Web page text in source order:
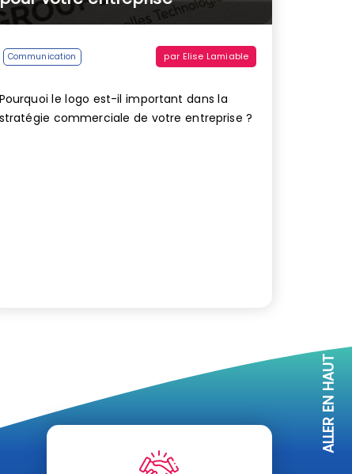
Communication par Elise Lamiable
Pourquoi le logo est-il important dans la
stratégie commerciale de votre entreprise ?
ALLER EN HAUT